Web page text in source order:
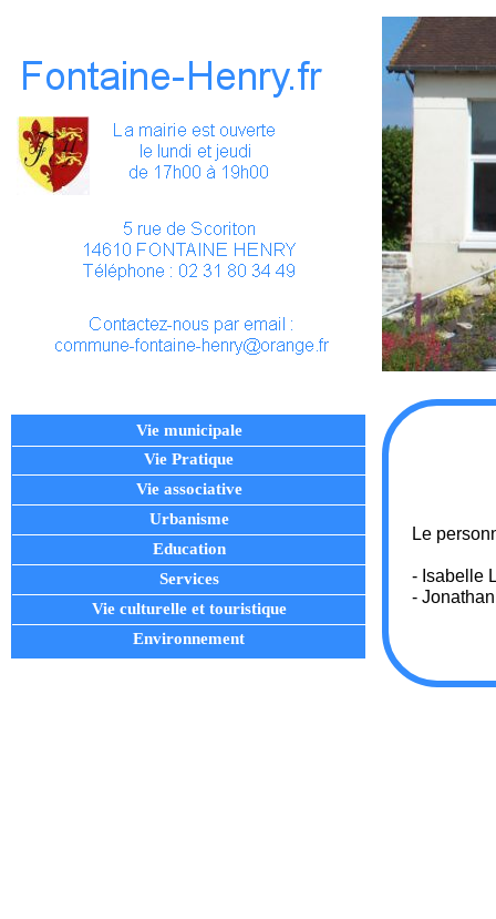
Le
- Isabelle
-
Vie municipale
Vie Pratique
Vie associative
Urbanisme
Education
Services
Vie culturelle et touristique
Environnement